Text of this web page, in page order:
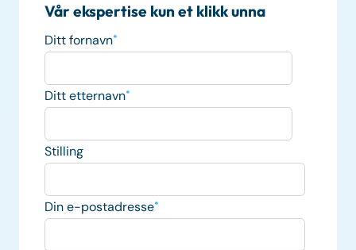
Vår ekspertise kun et klikk unna
Ditt fornavn*
Ditt etternavn*
Stilling
Din e-postadresse*